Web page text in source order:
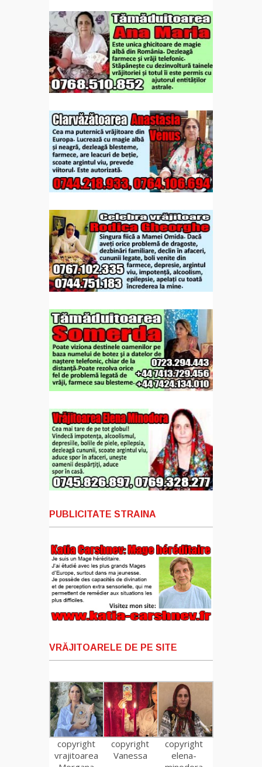
PUBLICITATE STRAINA
VRĂJITOARELE DE PE SITE
copyright
vrajitoarea
copyright
Vanessa
copyright
elena-